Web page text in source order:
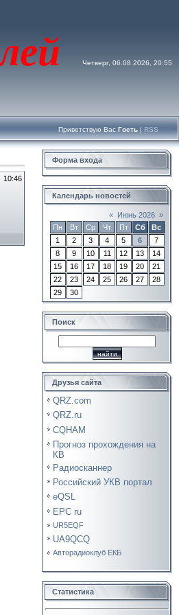
Четверг, 06.08.2026, 20:55
Приветствую Вас Гость | RSS
10:46
Форма входа
Календарь новостей
« Июнь 2026 »
Пн
Вт Ср Чт Пт Сб
Вс
1
2 3 4 5 6
7
8
9 10 11 12 13
14
15
16 17 18 19 20
21
22
23 24 25 26 27
28
29
30
Поиск
Друзья сайта
QRZ.com
QRZ.ru
CQHAM
Прогноз прохождения на
КВ
Радиосканнер
Российский УКВ портал
eQSL
EPC ru
UR5EQF
UA9QCQ
Авторадиоклуб ЕКБ
Статистика